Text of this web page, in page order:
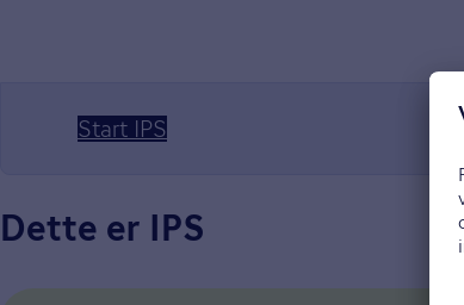
Start IPS
Dette er IPS